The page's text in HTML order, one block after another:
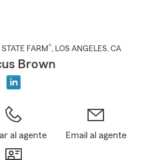
FARM®, LOS ANGELES, CA
Brown
al agente Email al agente